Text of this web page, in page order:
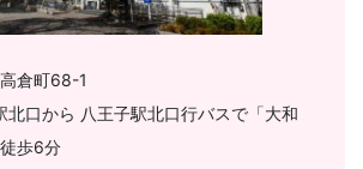
倉町68-1
北口から 八王子駅北口行バスで「大和
歩6分